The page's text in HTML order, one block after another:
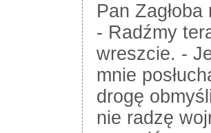
Pan
- Radźmy
wreszcie. -
mnie
drogę
nie radzę